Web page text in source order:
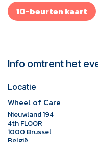
10-beurt​​en ka​​​​a​​rt
Info omtrent het
Locatie
Wheel of Care
Nieuwland 194
4th FLOOR
1000 Brussel